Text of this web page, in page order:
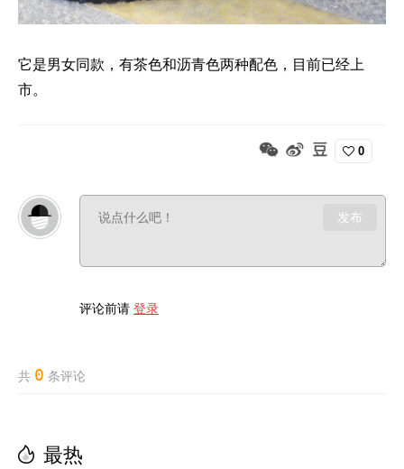
它是男女同款，有茶色和沥青色两种配色，目前已经上
市。
0
发布
评论前请 登录
共 0 条评论
最热